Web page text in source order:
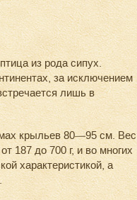
из рода сипух.
за исключением
лишь в
крыльев 80—95 см. Вес
187 до 700 г, и во многих
характеристикой, а